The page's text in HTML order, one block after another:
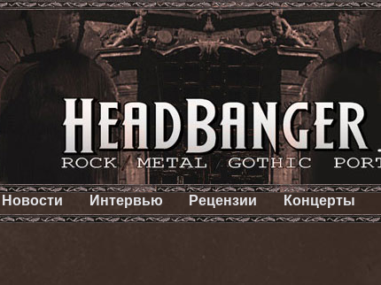
Новости Интервью Рецензии Концерты